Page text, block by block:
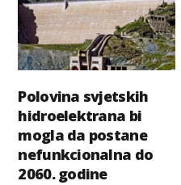
Polovina svjetskih
hidroelektrana bi
mogla da postane
nefunkcionalna do
2060. godine